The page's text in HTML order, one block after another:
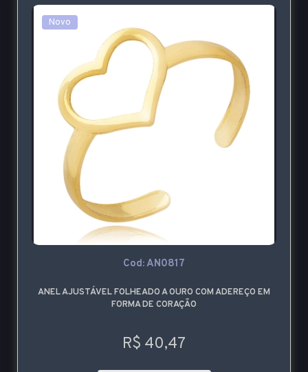
Novo
Cod: AN0817
ANEL AJUSTÁVEL FOLHEADO A OURO COM ADEREÇO EM
FORMA DE CORAÇÃO
R$ 40,47